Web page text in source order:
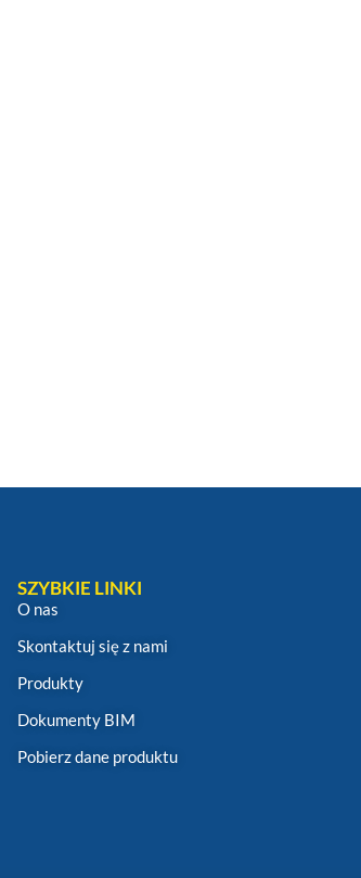
SZYBKIE LINKI
O nas
Skontaktuj się z nami
Produkty
Dokumenty BIM
Pobierz dane produktu